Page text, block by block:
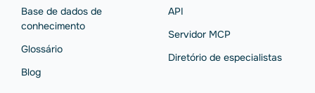
Base de dados de
conhecimento
Glossário
Blog
API
Servidor MCP
Diretório de especialistas